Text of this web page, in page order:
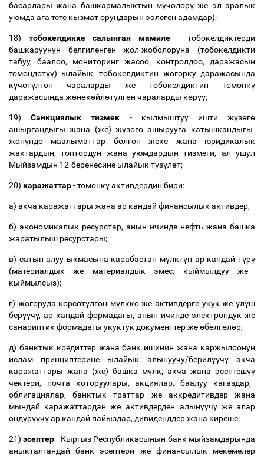
басарлары жана башкармалыктын мүчөлөрү же эл аралык
уюмда ага тете кызмат орундарын ээлеген адамдар);
18) тобокелдикке салынган мамиле- тобокелдиктерди
башкаруунун белгиленген жол-жоболоруна (тобокелдикти
табуу, баалоо, мониторинг жасоо, контролдоо, даражасын
төмөндөтүү) ылайык, тобокелдиктин жогорку даражасында
күчөтүлгөн чараларды же тобокелдиктин төмөнкү
даражасында жөнөкөйлөтүлгөн чараларды көрүү;
19)Санкциялык тизмек - кылмыштуу ишти жүзөгө
ашыргандыгы жана (же) жүзөгө ашырууга катышкандыгы
жөнүндө маалыматтар болгон жеке жана юридикалык
жактардын, топтордун жана уюмдардын тизмеги, ал ушул
Мыйзамдын 12-беренесине ылайык түзүлөт;
20) каражаттар- төмөнкүактивдердин бири:
а) акча каражаттары жана ар кандай финансылык активдер;
б) экономикалык ресурстар, анын ичинде нефть жана башка
жаратылыш ресурстары;
в) сатып алуу ыкмасына карабастан мүлктүн ар кандай түрү
(материалдык же материалдык эмес, кыймылдуу же
кыймылсыз);
г) жогоруда көрсөтүлгөн мүлккөже активдерге укук же үлүш
берүүчү, ар кандай формадагы, анын ичинде электрондук же
санариптик формадагы укуктук документтер жеөбөлгөлөр;
д) банктык кредиттер жана банк ишинин жана каржылоонун
ислам принциптерине ылайык алынуучу/берилүүчүакча
каражаттары жана (же) башка мүлк, акча жана эсептешүү
чектери, почта которуулары, акциялар, баалуу кагаздар,
облигациялар, банктык траттар же аккредитивдер жана
мындай каражаттардан же активдерден алынуучу же алар
өндүрүүчүар кандай пайыздар, дивиденддер жана киреше;
21)эсептер - Кыргыз Республикасынын банк мыйзамдарында
аныкталгандай банк эсептери же финансылык мекемелер